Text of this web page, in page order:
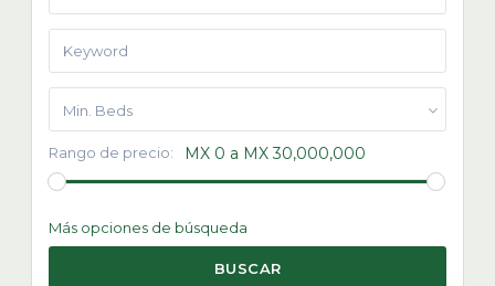
Min. Beds
Rango de precio: MX 0 a MX 30,000,000
Más opciones de búsqueda
BUSCAR